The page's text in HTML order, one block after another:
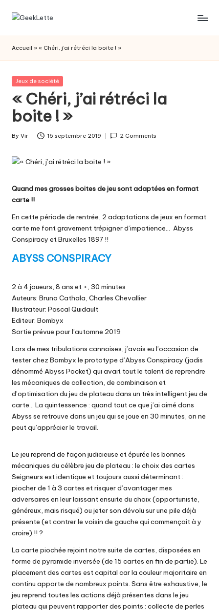
Skip
G
e
e
k
L
e
t
t
e
les
de
société
Accueil » « Chéri, j’ai rétréci la boite ! »
Posted
Jeux de société
« Chéri, j’ai rétréci la
boite ! »
Posted
By Vir 16 septembre 2019 2 Comments
Quand mes grosses boites de jeu sont adaptées en format
carte !!
En cette période de rentrée, 2 adaptations de jeux en format
carte me font gravement trépigner d’impatience… Abyss
Conspiracy et Bruxelles 1897 !!
ABYSS CONSPIRACY
2 à 4 joueurs, 8 ans et +, 30 minutes
Auteurs: Bruno Cathala, Charles Chevallier
Illustrateur: Pascal Quidault
Editeur: Bombyx
Sortie prévue pour l’automne 2019
Lors de mes tribulations cannoises, j’avais eu l’occasion de
tester chez Bombyx le prototype d’Abyss Conspiracy (jadis
dénommé Abyss Pocket) qui avait tout le talent de reprendre
les mécaniques de collection, de combinaison et
d’optimisation du jeu de plateau dans un très intelligent jeu de
carte… La quintessence : quand tout ce que j’ai aimé dans
Abyss se retrouve dans un jeu qui se joue en 30 minutes, on ne
peut qu’apprécier le travail.
Le jeu reprend de façon judicieuse et épurée les bonnes
mécaniques du célèbre jeu de plateau : le choix des cartes
Seigneurs est identique et toujours aussi déterminant :
piocher de 1 à 3 cartes et risquer d’avantager mes
adversaires en leur laissant ensuite du choix (opportuniste,
généreux, mais risqué) ou jeter son dévolu sur une pile déjà
présente (et contrer le voisin de gauche qui commençait à y
croire) !! ?
La carte piochée rejoint notre suite de cartes, disposées en
forme de pyramide inversée (de 15 cartes en fin de partie). Le
placement des cartes est capital car la couleur majoritaire en
continu apporte de nombreux points. Sans être exhaustive, le
jeu reprend toutes les actions déjà présentes dans le jeu
plateau qui peuvent rapporter des points : collecte de perles